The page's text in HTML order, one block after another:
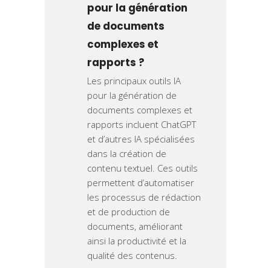
pour la génération
de documents
complexes et
rapports ?
Les principaux outils IA
pour la génération de
documents complexes et
rapports incluent ChatGPT
et d’autres IA spécialisées
dans la création de
contenu textuel. Ces outils
permettent d’automatiser
les processus de rédaction
et de production de
documents, améliorant
ainsi la productivité et la
qualité des contenus.